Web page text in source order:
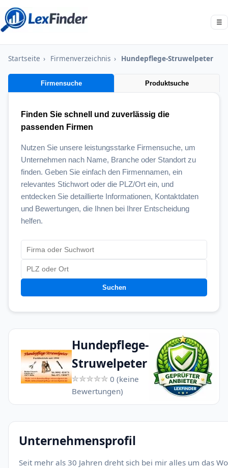
☰
Startseite › Firmenverzeichnis › Hundepflege-Struwelpeter
Firmensuche Produktsuche
Finden Sie schnell und zuverlässig die
passenden Firmen
Nutzen Sie unsere leistungsstarke Firmensuche, um
Unternehmen nach Name, Branche oder Standort zu
finden. Geben Sie einfach den Firmennamen, ein
relevantes Stichwort oder die PLZ/Ort ein, und
entdecken Sie detaillierte Informationen, Kontaktdaten
und Bewertungen, die Ihnen bei Ihrer Entscheidung
helfen.
Suchen
Hundepflege-
Struwelpeter
0 (keine
Bewertungen)
Unternehmensprofil
Seit mehr als 30 Jahren dreht sich bei mir alles um das